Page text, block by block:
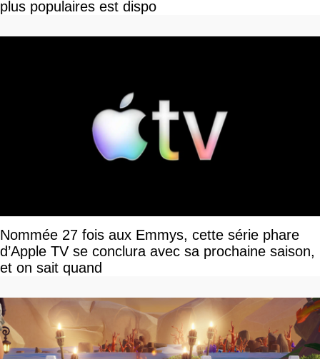
plus populaires est dispo
Nommée 27 fois aux Emmys, cette série phare
d’Apple TV se conclura avec sa prochaine saison,
et on sait quand